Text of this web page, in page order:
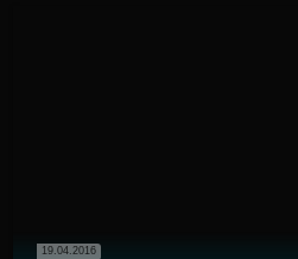
19.04.2016